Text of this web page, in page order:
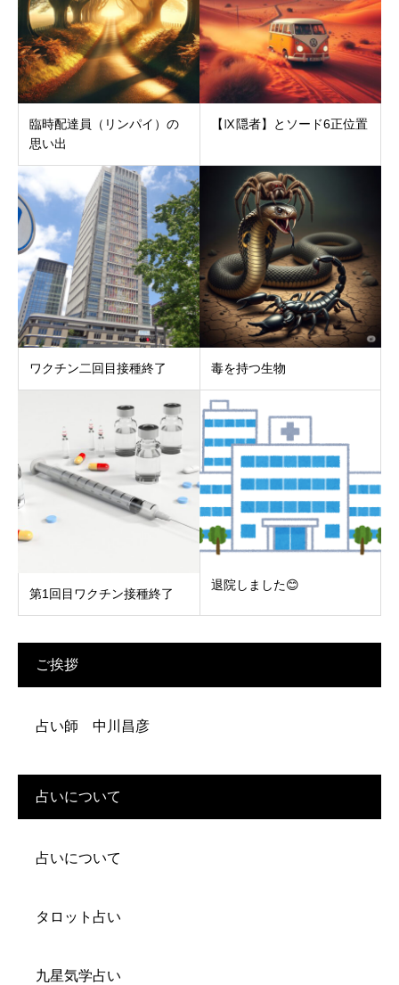
臨時配達員（リンパイ）の
思い出
【Ⅸ隠者】とソード6正位置
ワクチン二回目接種終了 毒を持つ生物
第1回目ワクチン接種終了
退院しました😊
ご挨拶
占い師 中川昌彦
占いについて
占いについて
タロット占い
九星気学占い